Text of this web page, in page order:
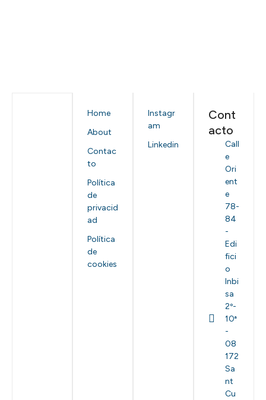
Home
About
Contac
to
Política
de
privacid
ad
Política
de
cookies
Instagr
am
Linkedin
Cont
acto
Call
e
Ori
ent
e
78-
84
-
Edi
fici
o
Inbi
sa
2º-
10ª
-
08
172
Sa
nt
Cu